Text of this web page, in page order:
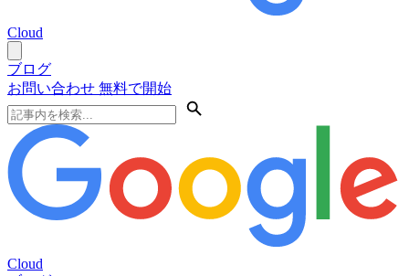
Cloud
ブログ
お問い合わせ 無料で開始
Cloud